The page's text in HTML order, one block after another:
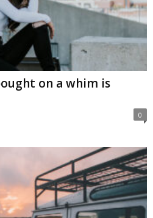
on a whim is
0